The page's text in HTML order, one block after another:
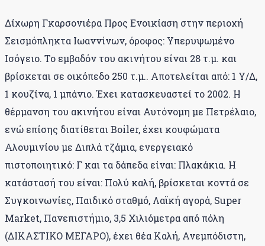
Δίχωρη Γκαρσονιέρα Προς Ενοικίαση στην περιοχή
Σεισμόπληκτα Ιωαννίνων, όροφος: Υπερυψωμένο
Ισόγειο. Το εμβαδόν του ακινήτου είναι 28 τ.μ. και
βρίσκεται σε οικόπεδο 250 τ.μ.. Αποτελείται από: 1 Υ/Δ,
1 κουζίνα, 1 μπάνιο. Έχει κατασκευαστεί το 2002. Η
θέρμανση του ακινήτου είναι Αυτόνομη με Πετρέλαιο,
ενώ επίσης διατίθεται Boiler, έχει κουφώματα
Αλουμινίου με Διπλά τζάμια, ενεργειακό
πιστοποιητικό: Γ και τα δάπεδα είναι: Πλακάκια. Η
κατάστασή του είναι: Πολύ καλή, βρίσκεται κοντά σε
Συγκοινωνίες, Παιδικό σταθμό, Λαϊκή αγορά, Super
Market, Πανεπιστήμιο, 3,5 Χιλιόμετρα από πόλη
(ΔΙΚΑΣΤΙΚΟ ΜΕΓΑΡΟ), έχει θέα Καλή, Ανεμπόδιστη,